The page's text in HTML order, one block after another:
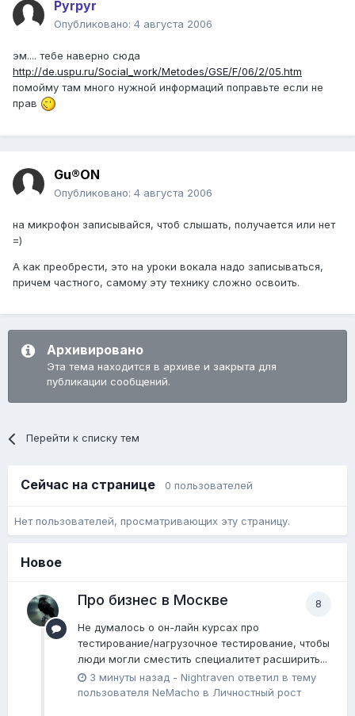
Pyrpyr
Опубликовано: 4 августа 2006
эм.... тебе наверно сюда
http://de.uspu.ru/Social_work/Metodes/GSE/F/06/2/05.htm
помойму там много нужной информаций поправьте если не
прав
Gu®ON
Опубликовано: 4 августа 2006
на микрофон записывайся, чтоб слышать, получается или нет
=)
А как преобрести, это на уроки вокала надо записываться,
причем частного, самому эту технику сложно освоить.
Архивировано
Эта тема находится в архиве и закрыта для
публикации сообщений.
Перейти к списку тем
Сейчас на странице 0 пользователей
Нет пользователей, просматривающих эту страницу.
Новое
8
Про бизнес в Москве
Не думалось о он-лайн курсах про
тестирование/нагрузочное тестирование, чтобы
люди могли сместить специалитет расширить...
3 минуты назад - Nightraven ответил в тему
пользователя NeMacho в Личностный рост